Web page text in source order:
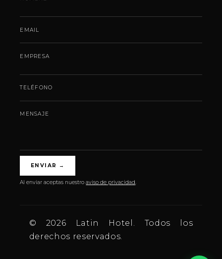
EMAIL
EMPRESA
TELÉFONO
MENSAJE
ENVIAR →
Al enviar aceptas nuestroaviso de privacidad.
© 2026 Latin Hotel. Todos los
derechos reservados.